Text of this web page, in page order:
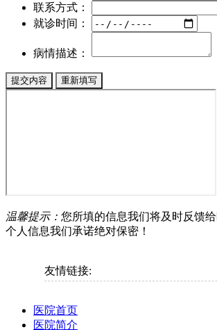
联系方式：
就诊时间：
病情描述：
温馨提示： 您所填的信息我们将及时反馈
个人信息我们承诺绝对保密！
友情链接:
医院首页
医院简介